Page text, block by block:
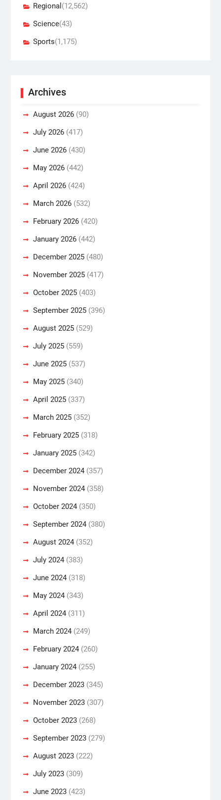
Regional (12,562)
Science(43)
Sports(1,175)
Archives
August 2026(90)
July 2026(417)
June 2026(430)
May 2026(442)
April 2026(424)
March 2026(532)
February 2026(420)
January 2026(442)
December 2025(480)
November 2025(417)
October 2025(403)
September 2025(396)
August 2025(529)
July 2025(559)
June 2025(537)
May 2025(340)
April 2025(337)
March 2025(352)
February 2025(318)
January 2025(342)
December 2024(357)
November 2024(358)
October 2024(350)
September 2024(380)
August 2024(352)
July 2024(383)
June 2024(318)
May 2024(343)
April 2024(311)
March 2024(249)
February 2024(260)
January 2024(255)
December 2023(345)
November 2023(307)
October 2023(268)
September 2023(279)
August 2023(222)
July 2023(309)
June 2023(423)